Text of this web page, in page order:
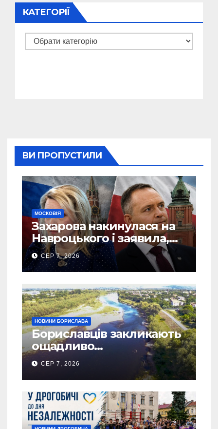
КАТЕГОРІЇ
Категорії
ВИ ПРОПУСТИЛИ
МОСКОВІЯ
Захарова накинулася на
Навроцького і заявила,
що Польща зобов’язана
існуванням Сталіну
СЕР 7, 2026
НОВИНИ БОРИСЛАВА
Бориславців закликають
ощадливо
використовувати воду
СЕР 7, 2026